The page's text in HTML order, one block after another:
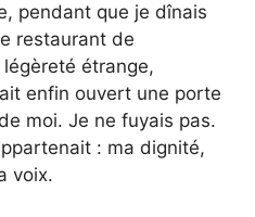
pendant que je dînais
restaurant de
légèreté étrange,
enfin ouvert une porte
moi. Je ne fuyais pas.
: ma dignité,
voix.